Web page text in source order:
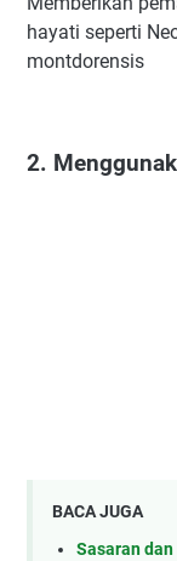
hayati seperti
montdorensis
2.
BACA JUGA
Sasaran